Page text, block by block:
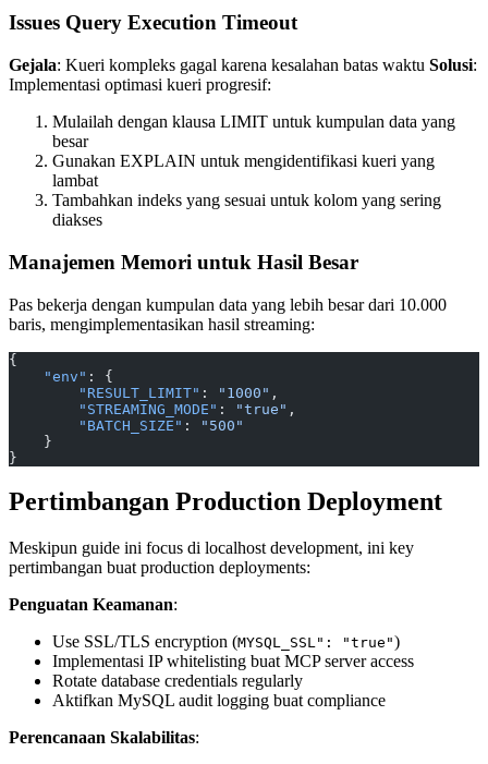
Issues Query Execution Timeout
Gejala: Kueri kompleks gagal karena kesalahan batas waktu Solusi:
Implementasi optimasi kueri progresif:
Mulailah dengan klausa LIMIT untuk kumpulan data yang
besar
Gunakan EXPLAIN untuk mengidentifikasi kueri yang
lambat
Tambahkan indeks yang sesuai untuk kolom yang sering
diakses
Manajemen Memori untuk Hasil Besar
Pas bekerja dengan kumpulan data yang lebih besar dari 10.000
baris, mengimplementasikan hasil streaming:
{
    "env"
: {
        "RESULT_LIMIT"
: "1000" ,
        "STREAMING_MODE"
: "true" ,
        "BATCH_SIZE"
:
"500"
    }
}
Pertimbangan Production Deployment
Meskipun guide ini focus di localhost development, ini key
pertimbangan buat production deployments:
Penguatan Keamanan:
Use SSL/TLS encryption (MYSQL_SSL": "true")
Implementasi IP whitelisting buat MCP server access
Rotate database credentials regularly
Aktifkan MySQL audit logging buat compliance
Perencanaan Skalabilitas: